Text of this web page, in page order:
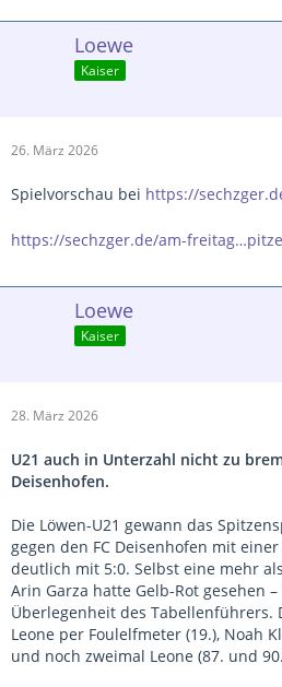
Loewe
Kaiser
26. März 2026
Spielvorschau bei https://
https://sechzger.de/am-
Loewe
Kaiser
28. März 2026
U21 auch in Unterzahl nicht zu
Deisenhofen.
Die Löwen-U21 gewann das
gegen den FC Deisenhofen mit
deutlich mit 5:0. Selbst eine mehr
Arin Garza hatte Gelb-Rot gesehen
Überlegenheit des Tabellenführers.
Leone per Foulelfmeter (19.), Noah
und noch zweimal Leone (87. und